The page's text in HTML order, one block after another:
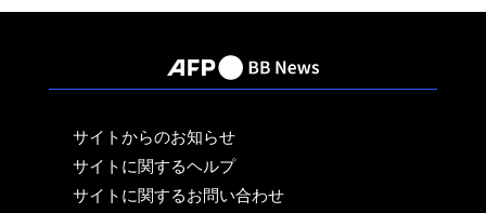
サイトからのお知らせ
サイトに関するヘルプ
サイトに関するお問い合わせ